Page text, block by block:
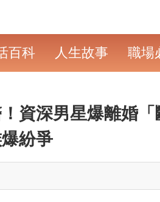
百科 人生故事 職場
資深男星爆離婚
紛爭